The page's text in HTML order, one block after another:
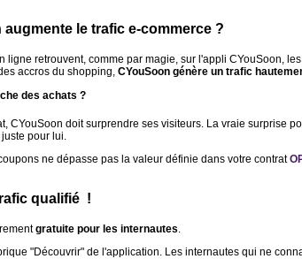
le trafic e-commerce ?
ligne retrouvent, comme par magie, sur l'appli CYouSoon,
accros du shopping, CYouSoon génère un trafic
CYouSoon doit surprendre ses visiteurs. La vraie surprise
pour lui.
ne dépasse pas la valeur définie dans votre contrat
qualifié  !
gratuite pour les internautes.
"Découvrir" de l'application. Les internautes qui ne